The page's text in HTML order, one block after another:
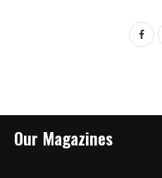
Our Magazines